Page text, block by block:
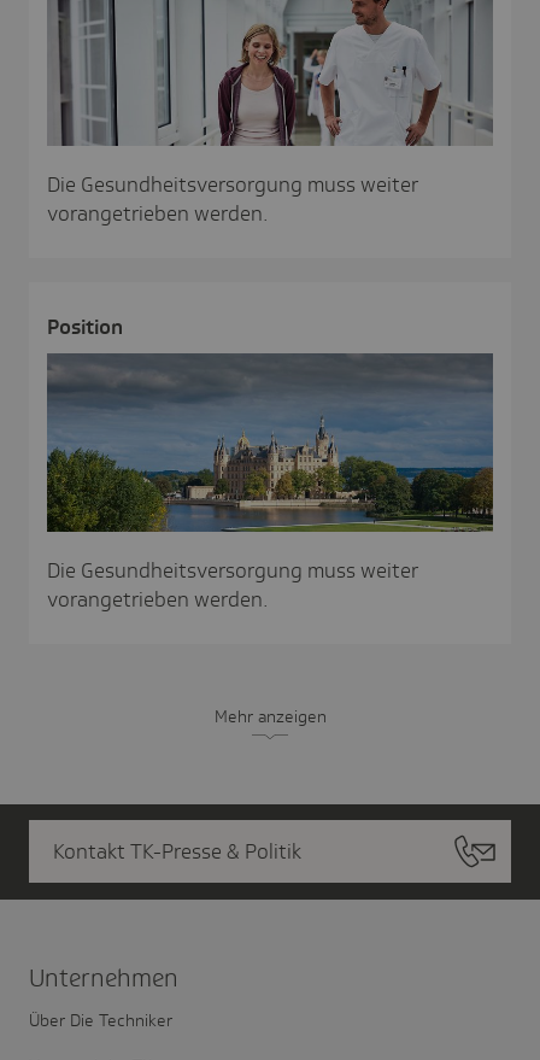
Die Gesundheitsversorgung muss weiter
vorangetrieben werden.
Posi­tion
Die Gesundheitsversorgung muss weiter
vorangetrieben werden.
Mehr anzeigen
Kontakt TK-Presse & Politik
Unter­nehmen
Über Die Techniker